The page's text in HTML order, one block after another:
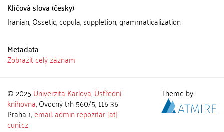
Klíčová slova (česky)
Iranian, Ossetic, copula, suppletion, grammaticalization
Metadata
Zobrazit celý záznam
© 2025 Univerzita Karlova,Ústřední
knihovna, Ovocný trh 560/5, 116 36
Praha 1;email: admin-repozitar [at]
cuni.cz
Theme by